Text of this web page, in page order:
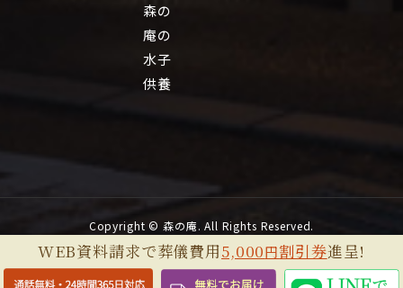
森の
庵の
水子
供養
Copyright © 森の庵. All Rights Reserved.
WEB資料請求で葬儀費用5,000円割引券進呈!